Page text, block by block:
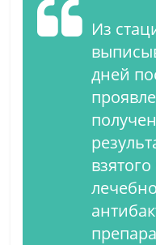
Из
дней